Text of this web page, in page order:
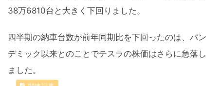
38万6810台と大きく下回りました。
四半期の納車台数が前年同期比を下回ったのは、パン
デミック以来とのことでテスラの株価はさらに急落し
ました。